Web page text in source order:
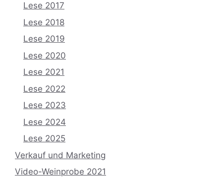
Lese 2017
Lese 2018
Lese 2019
Lese 2020
Lese 2021
Lese 2022
Lese 2023
Lese 2024
Lese 2025
Verkauf und Marketing
Video-Weinprobe 2021